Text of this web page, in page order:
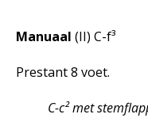
Manuaal (II) C-f³
Prestant 8 voet.
C-c² met